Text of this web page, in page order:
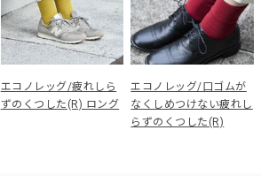
エコノレッグ/疲れしら
ずのくつした(R) ロング
エコノレッグ/口ゴムが
なくしめつけない疲れし
らずのくつした(R)